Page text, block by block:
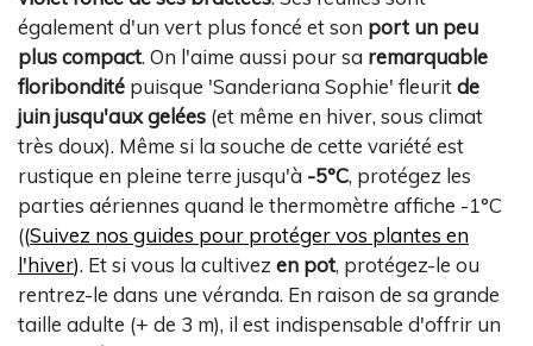
également d'un vert plus foncé et son port un peu
plus compact. On l'aime aussi pour sa remarquable
floribondité puisque 'Sanderiana Sophie' fleuritde
juin jusqu'aux gelées (et même en hiver, sous climat
très doux). Même si la souche de cette variété est
rustique en pleine terre jusqu'à -5°C, protégez les
parties aériennes quand le thermomètre affiche -1°C
((Suivez nos guides pour protéger vos plantes en
l'hiver). Et si vous la cultivez en pot, protégez-le ou
rentrez-le dans une véranda. En raison de sa grande
taille adulte (+ de 3 m), il est indispensable d'offrir un